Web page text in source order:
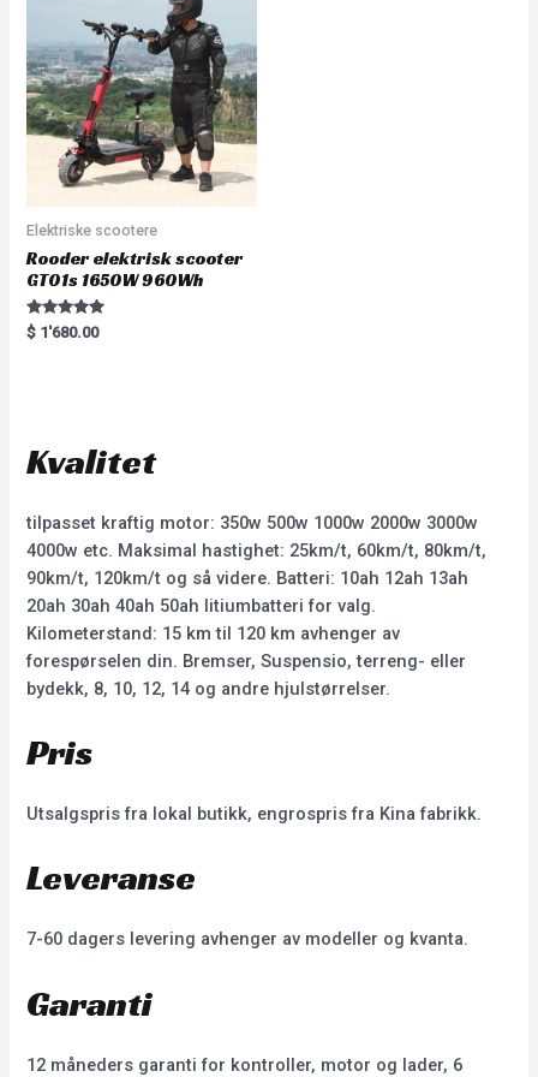
Elektriske scootere
Rooder elektrisk scooter
GT01s 1650W 960Wh
Rated
5.00
$ 1'680.00
Kvalitet
tilpasset kraftig motor: 350w 500w 1000w 2000w 3000w
4000w etc. Maksimal hastighet: 25km/t, 60km/t, 80km/t,
90km/t, 120km/t og så videre. Batteri: 10ah 12ah 13ah
20ah 30ah 40ah 50ah litiumbatteri for valg.
Kilometerstand: 15 km til 120 km avhenger av
forespørselen din. Bremser, Suspensio, terreng- eller
bydekk, 8, 10, 12, 14 og andre hjulstørrelser.
Pris
Utsalgspris fra lokal butikk, engrospris fra Kina fabrikk.
Leveranse
7-60 dagers levering avhenger av modeller og kvanta.
Garanti
12 måneders garanti for kontroller, motor og lader, 6